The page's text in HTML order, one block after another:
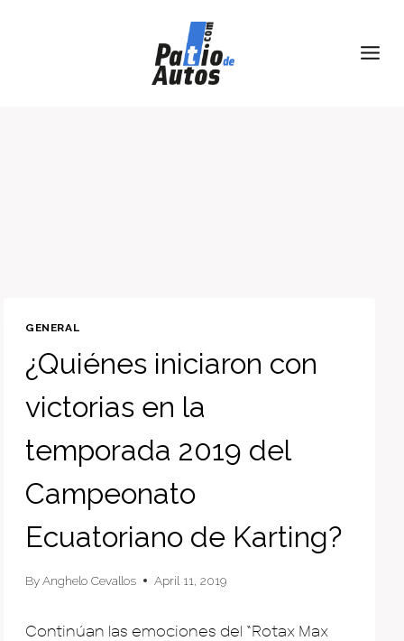
GENERAL
¿Quiénes iniciaron con
victorias en la
temporada 2019 del
Campeonato
Ecuatoriano de Karting?
ByAnghelo Cevallos April 11, 2019
Continúan las emociones del “Rotax Max